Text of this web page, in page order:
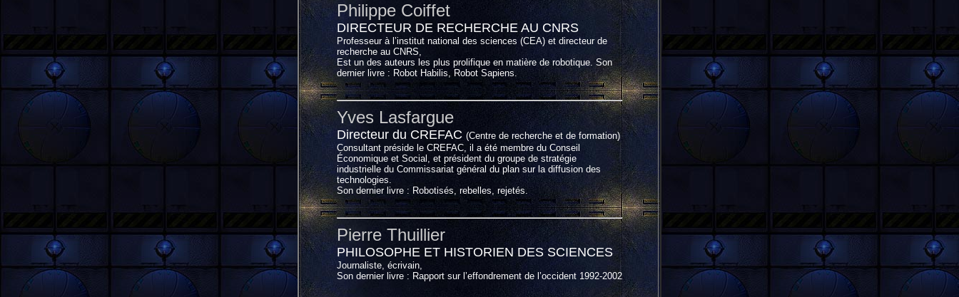
Philippe Coiffet
DIRECTEUR DE RECHERCHE AU CNRS
Professeur à l’institut national des sciences (CEA) et directeur de
recherche au CNRS,
Est un des auteurs les plus prolifique en matière de robotique. Son
dernier livre : Robot Habilis, Robot Sapiens.
Yves Lasfargue
Directeur du CREFAC (Centre de recherche et de formation)
Consultant préside le CREFAC, il a été membre du Conseil
Économique et Social, et président du groupe de stratégie
industrielle du Commissariat général du plan sur la diffusion des
technologies.
Son dernier livre : Robotisés, rebelles, rejetés.
Pierre Thuillier
PHILOSOPHE ET HISTORIEN DES SCIENCES
Journaliste, écrivain,
Son dernier livre : Rapport sur l’effondrement de l’occident 1992-2002